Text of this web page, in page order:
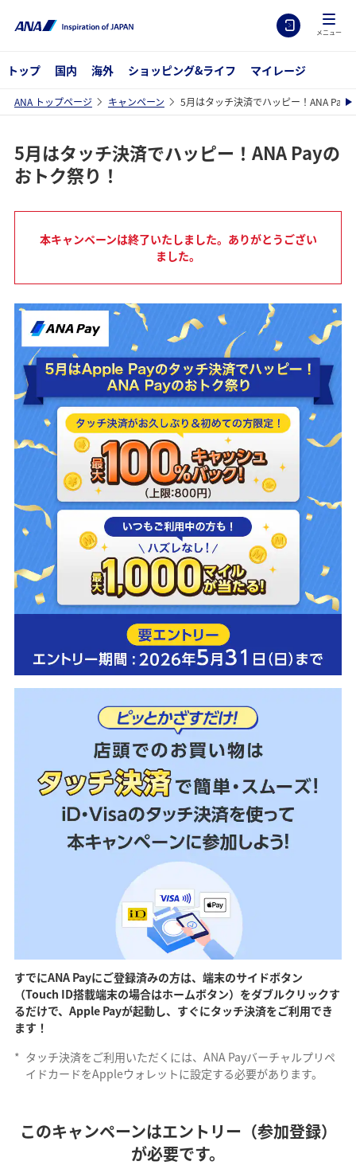
メニュー
トップ 国内 海外 ショッピング&ライフ マイレージ
ANA トップページ キャンペーン 5月はタッチ決済でハッピー！ANA Pay
5月はタッチ決済でハッピー！ANA Payの
おトク祭り！
本キャンペーンは終了いたしました。ありがとうござい
ました。
すでにANA Payにご登録済みの方は、端末のサイドボタン
（Touch ID搭載端末の場合はホームボタン）をダブルクリックす
るだけで、Apple Payが起動し、すぐにタッチ決済をご利用でき
ます！
* タッチ決済をご利用いただくには、ANA Payバーチャルプリペ
イドカードをAppleウォレットに設定する必要があります。
このキャンペーンはエントリー（参加登録）
が必要です。